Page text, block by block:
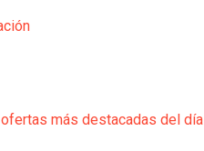
más destacadas del día